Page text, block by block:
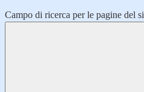
Campo di ricerca per le pagine del